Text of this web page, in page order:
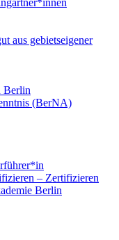
aus gebietseigener
Berlin
(BerNA)
– Zertifizieren
Berlin